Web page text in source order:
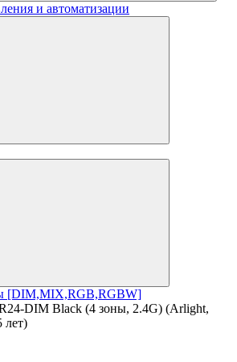
и автоматизации
[DIM,MIX,RGB,RGBW]
DIM Black (4 зоны, 2.4G) (Arlight,
лет)